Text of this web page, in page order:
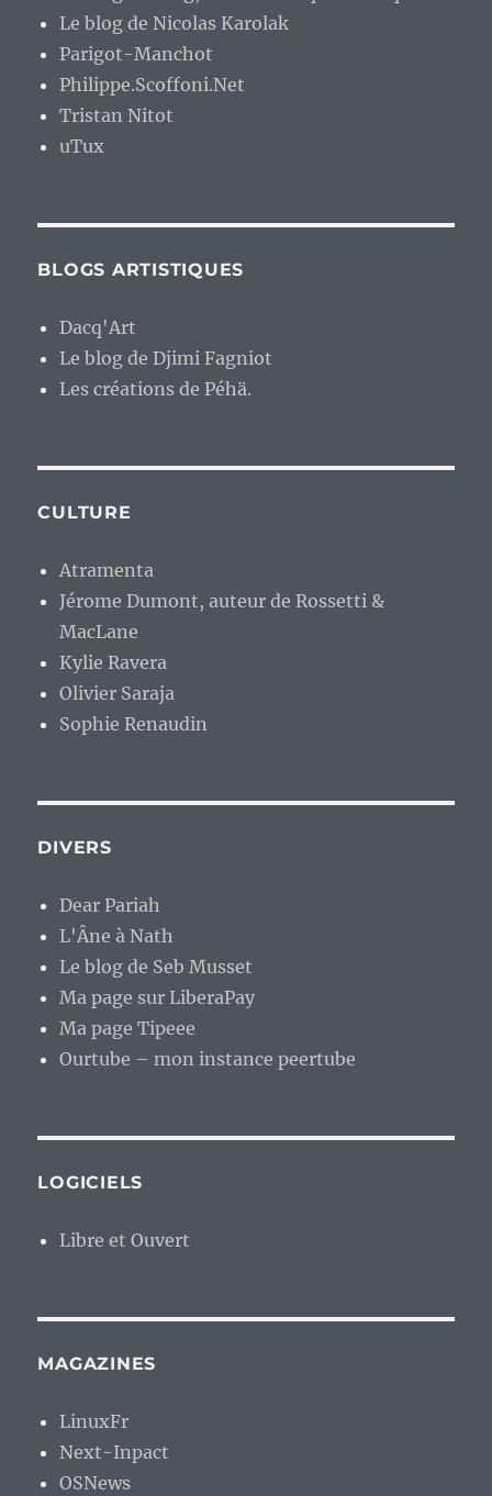
Le blog de Nicolas Karolak
Parigot-Manchot
Philippe.Scoffoni.Net
Tristan Nitot
uTux
BLOGS ARTISTIQUES
Dacq'Art
Le blog de Djimi Fagniot
Les créations de Péhä.
CULTURE
Atramenta
Jérome Dumont, auteur de Rossetti &
MacLane
Kylie Ravera
Olivier Saraja
Sophie Renaudin
DIVERS
Dear Pariah
L'Âne à Nath
Le blog de Seb Musset
Ma page sur LiberaPay
Ma page Tipeee
Ourtube – mon instance peertube
LOGICIELS
Libre et Ouvert
MAGAZINES
LinuxFr
Next-Inpact
OSNews